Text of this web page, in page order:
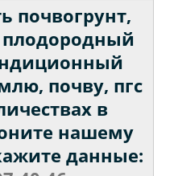
почвогрунт,
почву, пгс
в
нашему
данные: